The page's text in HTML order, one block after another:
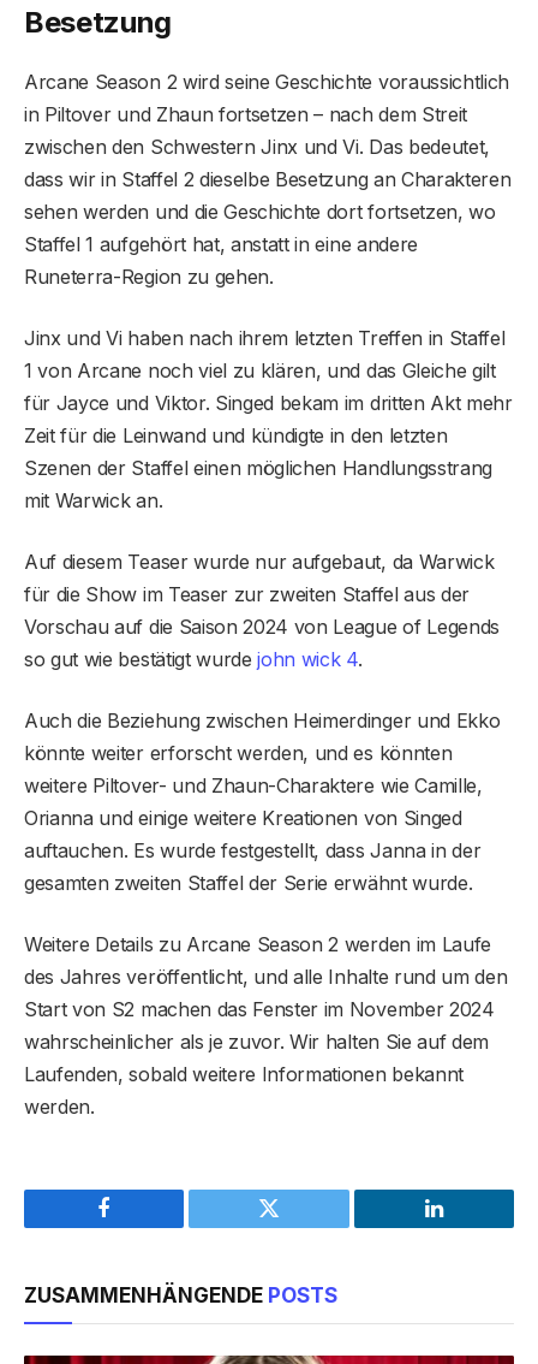
Besetzung
Arcane Season 2 wird seine Geschichte voraussichtlich
in Piltover und Zhaun fortsetzen – nach dem Streit
zwischen den Schwestern Jinx und Vi. Das bedeutet,
dass wir in Staffel 2 dieselbe Besetzung an Charakteren
sehen werden und die Geschichte dort fortsetzen, wo
Staffel 1 aufgehört hat, anstatt in eine andere
Runeterra-Region zu gehen.
Jinx und Vi haben nach ihrem letzten Treffen in Staffel
1 von Arcane noch viel zu klären, und das Gleiche gilt
für Jayce und Viktor. Singed bekam im dritten Akt mehr
Zeit für die Leinwand und kündigte in den letzten
Szenen der Staffel einen möglichen Handlungsstrang
mit Warwick an.
Auf diesem Teaser wurde nur aufgebaut, da Warwick
für die Show im Teaser zur zweiten Staffel aus der
Vorschau auf die Saison 2024 von League of Legends
so gut wie bestätigt wurdejohn wick 4.
Auch die Beziehung zwischen Heimerdinger und Ekko
könnte weiter erforscht werden, und es könnten
weitere Piltover- und Zhaun-Charaktere wie Camille,
Orianna und einige weitere Kreationen von Singed
auftauchen. Es wurde festgestellt, dass Janna in der
gesamten zweiten Staffel der Serie erwähnt wurde.
Weitere Details zu Arcane Season 2 werden im Laufe
des Jahres veröffentlicht, und alle Inhalte rund um den
Start von S2 machen das Fenster im November 2024
wahrscheinlicher als je zuvor. Wir halten Sie auf dem
Laufenden, sobald weitere Informationen bekannt
werden.
Facebook Twitter LinkedIn
ZUSAMMENHÄNGENDE POSTS